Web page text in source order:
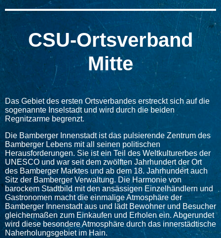
CSU-Ortsverband
Mitte
Das Gebiet des ersten Ortsverbandes erstreckt sich auf die
sogenannte Inselstadt und wird durch die beiden
Regnitzarme begrenzt.
Die Bamberger Innenstadt ist das pulsierende Zentrum des
Bamberger Lebens mit all seinen politischen
Herausforderungen. Sie ist ein Teil des Weltkulturerbes der
UNESCO und war seit dem zwölften Jahrhundert der Ort
des Bamberger Marktes und ab dem 18. Jahrhundert auch
Sitz der Bamberger Verwaltung. Die Harmonie von
barockem Stadtbild mit den ansässigen Einzelhändlern und
Gastronomen macht die einmalige Atmosphäre der
Bamberger Innenstadt aus und lädt Bewohner und Besucher
gleichermaßen zum Einkaufen und Erholen ein. Abgerundet
wird diese besondere Atmosphäre durch das innerstädtische
Naherholungsgebiet im Hain.